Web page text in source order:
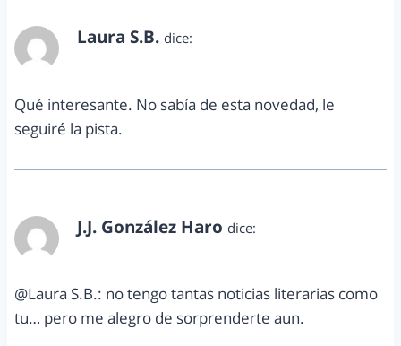
Laura S.B. dice:
Qué interesante. No sabía de esta novedad, le
seguiré la pista.
J.J. González Haro dice:
@Laura S.B.: no tengo tantas noticias literarias como
tu… pero me alegro de sorprenderte aun.